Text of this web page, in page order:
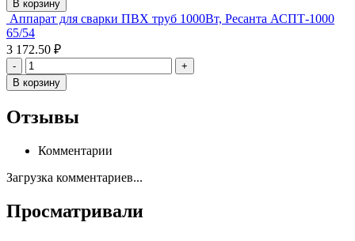
В корзину
Аппарат для сварки ПВХ труб 1000Вт, Ресанта АСПТ-1000
65/54
3 172.50 ₽
-
+
В корзину
Отзывы
Комментарии
Загрузка комментариев...
Просматривали